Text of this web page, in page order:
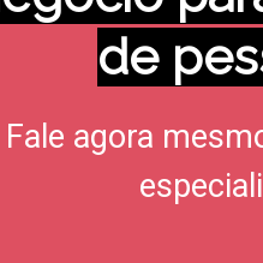
de
Fale agora